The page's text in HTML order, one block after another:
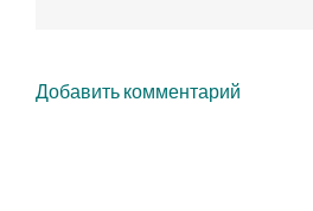
Добавить комментарий